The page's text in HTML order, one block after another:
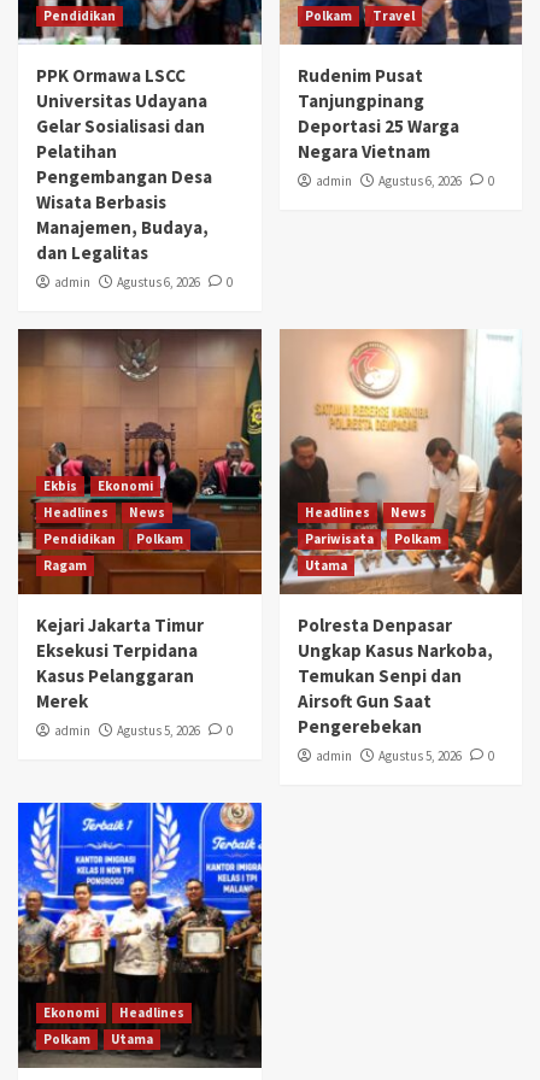
Pendidikan
PPK Ormawa LSCC
Universitas Udayana
Gelar Sosialisasi dan
Pelatihan
Pengembangan Desa
Wisata Berbasis
Manajemen, Budaya,
dan Legalitas
admin Agustus 6, 2026 0
Polkam
Travel
Rudenim Pusat
Tanjungpinang
Deportasi 25 Warga
Negara Vietnam
admin Agustus 6, 2026 0
Ekbis
Ekonomi
Headlines
News
Pendidikan
Polkam
Ragam
Kejari Jakarta Timur
Eksekusi Terpidana
Kasus Pelanggaran
Merek
admin Agustus 5, 2026 0
Headlines
News
Pariwisata
Polkam
Utama
Polresta Denpasar
Ungkap Kasus Narkoba,
Temukan Senpi dan
Airsoft Gun Saat
Pengerebekan
admin Agustus 5, 2026 0
Ekonomi
Headlines
Polkam
Utama